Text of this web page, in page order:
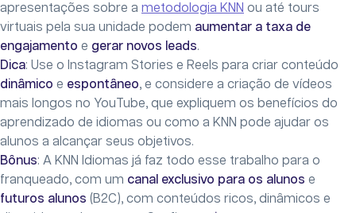
apresentações sobre a metodologia KNN ou até tours
virtuais pela sua unidade podem aumentar a taxa de
engajamento e gerar novos leads.
Dica: Use o Instagram Stories e Reels para criar conteúdo
dinâmico e espontâneo, e considere a criação de vídeos
mais longos no YouTube, que expliquem os benefícios do
aprendizado de idiomas ou como a KNN pode ajudar os
alunos a alcançar seus objetivos.
Bônus: A KNN Idiomas já faz todo esse trabalho para o
franqueado, com um canal exclusivo para os alunos e
futuros alunos (B2C), com conteúdos ricos, dinâmicos e